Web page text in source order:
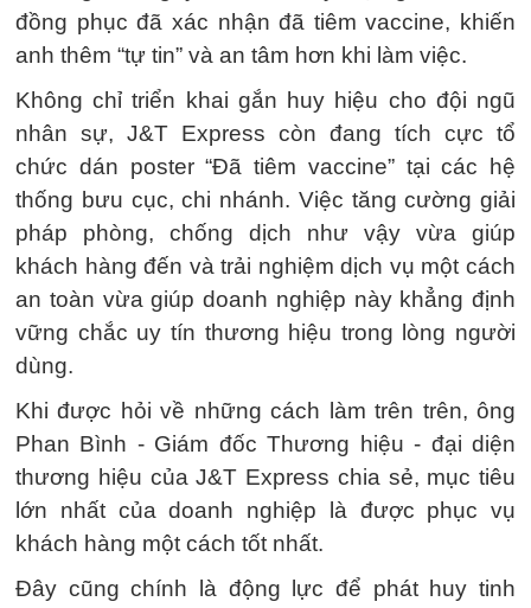
đồng phục đã xác nhận đã tiêm vaccine, khiến
anh thêm “tự tin” và an tâm hơn khi làm việc.
Không chỉ triển khai gắn huy hiệu cho đội ngũ
nhân sự, J&T Express còn đang tích cực tổ
chức dán poster “Đã tiêm vaccine” tại các hệ
thống bưu cục, chi nhánh. Việc tăng cường giải
pháp phòng, chống dịch như vậy vừa giúp
khách hàng đến và trải nghiệm dịch vụ một cách
an toàn vừa giúp doanh nghiệp này khẳng định
vững chắc uy tín thương hiệu trong lòng người
dùng.
Khi được hỏi về những cách làm trên trên, ông
Phan Bình - Giám đốc Thương hiệu - đại diện
thương hiệu của J&T Express chia sẻ, mục tiêu
lớn nhất của doanh nghiệp là được phục vụ
khách hàng một cách tốt nhất.
Đây cũng chính là động lực để phát huy tinh